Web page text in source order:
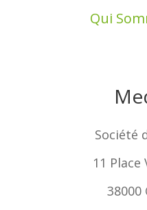
Qui
Société
11
38000